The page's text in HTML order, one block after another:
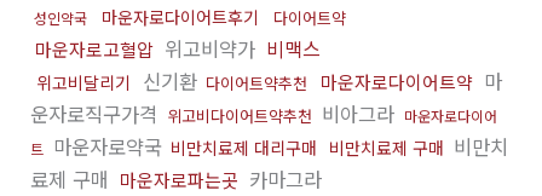
성인약국 마운자로다이어트후기 다이어트약
마운자로고혈압 위고비약가 비맥스
위고비달리기 신기환 다이어트약추천 마운자로다이어트약 마
운자로직구가격 위고비다이어트약추천 비아그라 마운자로다이어
트
마운자로약국 비만치료제 대리구매 비만치료제 구매 비만치
료제 구매 마운자로파는곳 카마그라